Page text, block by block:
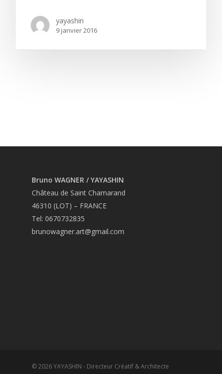
yayashin
9 janvier 2016
Bruno WAGNER / YAYASHIN
Château de Saint Chamarand
46310 (LOT) – FRANCE
Tel: 0670732835
brunowagner.art@gmail.com
© 2026 YAYASHIN - Directeur Créatif & Architecte